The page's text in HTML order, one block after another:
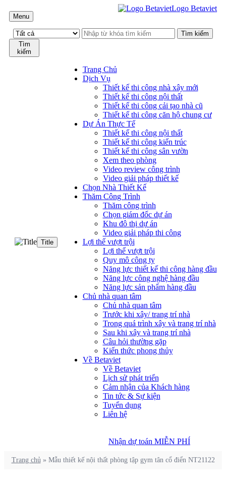
Menu
Logo Betaviet
Tìm
kiếm
Title
Trang Chủ
Dịch Vụ
Thiết kế thi công nhà xây mới
Thiết kế thi công nội thất
Thiết kế thi công cải tạo nhà cũ
Thiết kế thi công căn hộ chung cư
Dự Án Thực Tế
Thiết kế thi công nội thất
Thiết kế thi công kiến trúc
Thiết kế thi công sân vườn
Xem theo phòng
Video review công trình
Video giải pháp thiết kế
Chọn Nhà Thiết Kế
Thăm Công Trình
Thăm công trình
Chọn giám đốc dự án
Khu đô thị dự án
Video giải pháp thi công
Lợi thế vượt trội
Lợi thế vượt trội
Quy mô công ty
Năng lực thiết kế thi công hàng đầu
Năng lực công nghệ hàng đầu
Năng lực sản phẩm hàng đầu
Chủ nhà quan tâm
Chủ nhà quan tâm
Trước khi xây/ trang trí nhà
Trong quá trình xây và trang trí nhà
Sau khi xây và trang trí nhà
Câu hỏi thường gặp
Kiến thức phong thủy
Về Betaviet
Về Betaviet
Lịch sử phát triển
Cảm nhận của Khách hàng
Tin tức & Sự kiện
Tuyển dụng
Liên hệ
Nhận dự toán MIỄN PHÍ
Trang chủ» Mẫu thiết kế nội thất phòng tập gym tân cổ điển NT21122